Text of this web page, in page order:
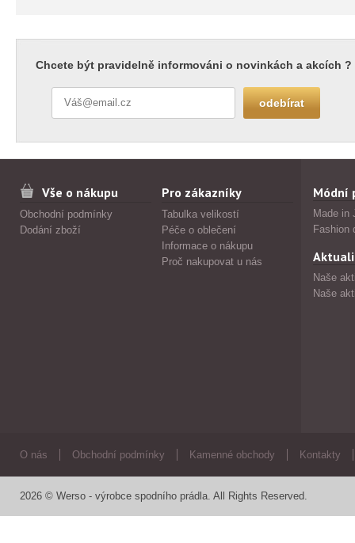
Chcete být pravidelně informováni o novinkách a akcích ?
Vše o nákupu
Obchodní podmínky
Dodání zboží
Pro zákazníky
Tabulka velikostí
Péče o oblečení
Informace o nákupu
Proč nakupovat u nás
Módní
Made in
Fashion
Naše
Naše
O nás Obchodní podmínky Kamenné obchody Kontakty
2026 © Werso - výrobce spodního prádla. All Rights Reserved.